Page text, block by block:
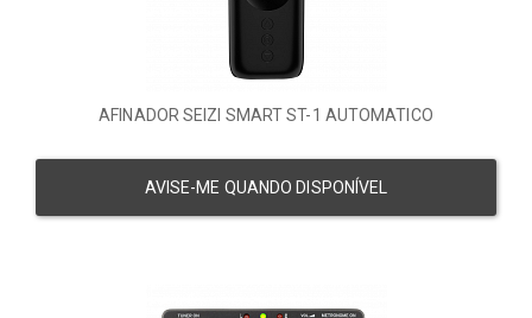
AFINADOR SEIZI SMART ST-1 AUTOMATICO
AVISE-ME QUANDO DISPONÍVEL